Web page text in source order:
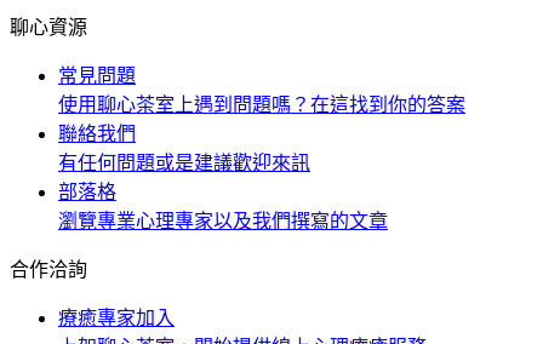
聊心資源
常見問題
使用聊心茶室上遇到問題嗎？在這找到你的答案
聯絡我們
有任何問題或是建議歡迎來訊
部落格
瀏覽專業心理專家以及我們撰寫的文章
合作洽詢
療癒專家加入